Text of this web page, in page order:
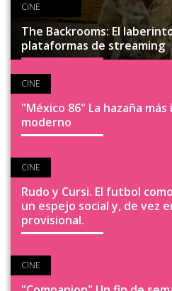
CINE
The Backrooms: El
plataformas de streaming
CINE
"México 86" La hazaña
moderno
CINE
Rudo y Cursi. El futbol
un espejo social y, de vez
provisional.
CINE